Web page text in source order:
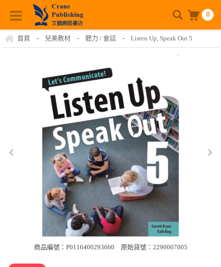
0
首頁 - 兒美教材 - 聽力 / 會話 - Listen Up, Speak Out 5
商品編號：P0116400293660 原始貨號：2290007005